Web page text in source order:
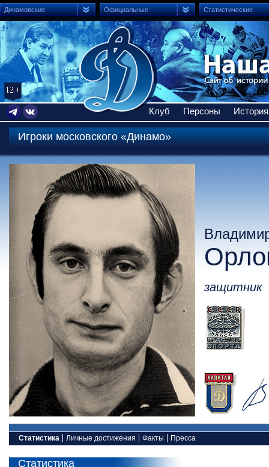
Динамовские Официальные Статистические
Клуб Персоны История
Игроки московского «Динамо»
защитник
Статистика
Статистика
Личные достижения Факты Пресса